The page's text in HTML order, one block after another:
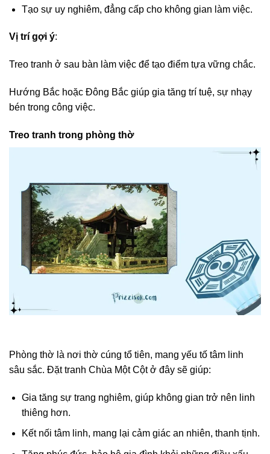
Tạo sự uy nghiêm, đẳng cấp cho không gian làm việc.
Vị trí gợi ý:
Treo tranh ở sau bàn làm việc để tạo điểm tựa vững chắc.
Hướng Bắc hoặc Đông Bắc giúp gia tăng trí tuệ, sự nhạy
bén trong công việc.
Treo tranh trong phòng thờ
Phòng thờ là nơi thờ cúng tổ tiên, mang yếu tố tâm linh
sâu sắc. Đặt tranh Chùa Một Cột ở đây sẽ giúp:
Gia tăng sự trang nghiêm, giúp không gian trở nên linh
thiêng hơn.
Kết nối tâm linh, mang lại cảm giác an nhiên, thanh tịnh.